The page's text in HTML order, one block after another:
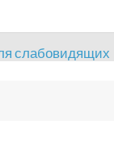
слабовидящих